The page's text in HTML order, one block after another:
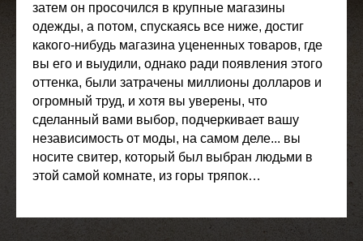
затем он просочился в крупные магазины
одежды, а потом, спускаясь все ниже, достиг
какого-нибудь магазина уцененных товаров, где
вы его и выудили, однако ради появления этого
оттенка, были затрачены миллионы долларов и
огромный труд, и хотя вы уверены, что
сделанный вами выбор, подчеркивает вашу
независимость от моды, на самом деле... вы
носите свитер, который был выбран людьми в
этой самой комнате, из горы тряпок…